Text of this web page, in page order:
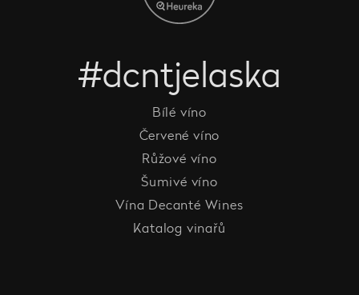
#dcntjelaska
Bílé víno
Červené víno
Růžové víno
Šumivé víno
Vína Decanté Wines
Katalog vinařů